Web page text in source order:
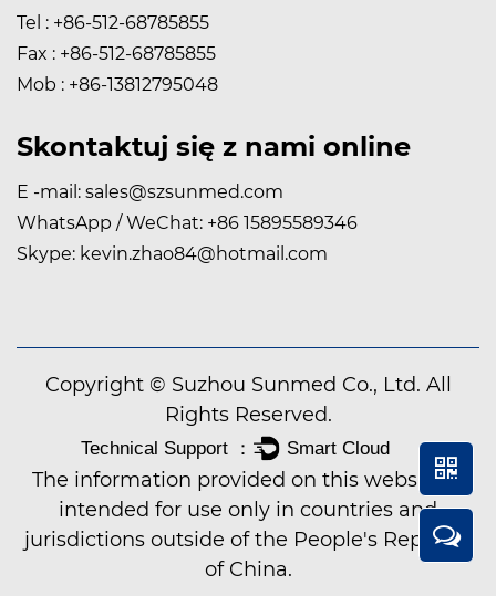
Tel : +86-512-68785855
Fax : +86-512-68785855
Mob : +86-13812795048
Skontaktuj się z nami online
E -mail: sales@szsunmed.com
WhatsApp / WeChat: +86 15895589346
Skype: kevin.zhao84@hotmail.com
Copyright © Suzhou Sunmed Co., Ltd. All
Rights Reserved.
The information provided on this website is
intended for use only in countries and
jurisdictions outside of the People's Republic
of China.